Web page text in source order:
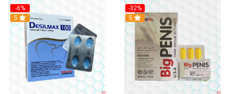
-6%
5
-32%
5